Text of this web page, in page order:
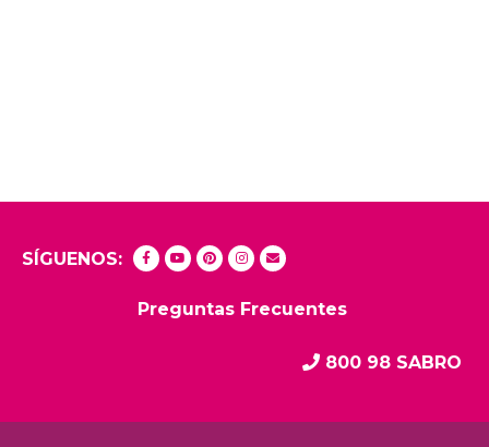
SÍGUENOS:
Preguntas Frecuentes
800 98 SABRO